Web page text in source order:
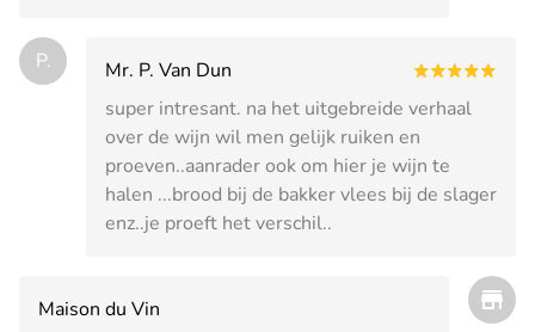
P.
Mr. P. Van Dun
super intresant. na het uitgebreide verhaal
over de wijn wil men gelijk ruiken en
proeven..aanrader ook om hier je wijn te
halen ...brood bij de bakker vlees bij de slager
enz..je proeft het verschil..
Maison du Vin